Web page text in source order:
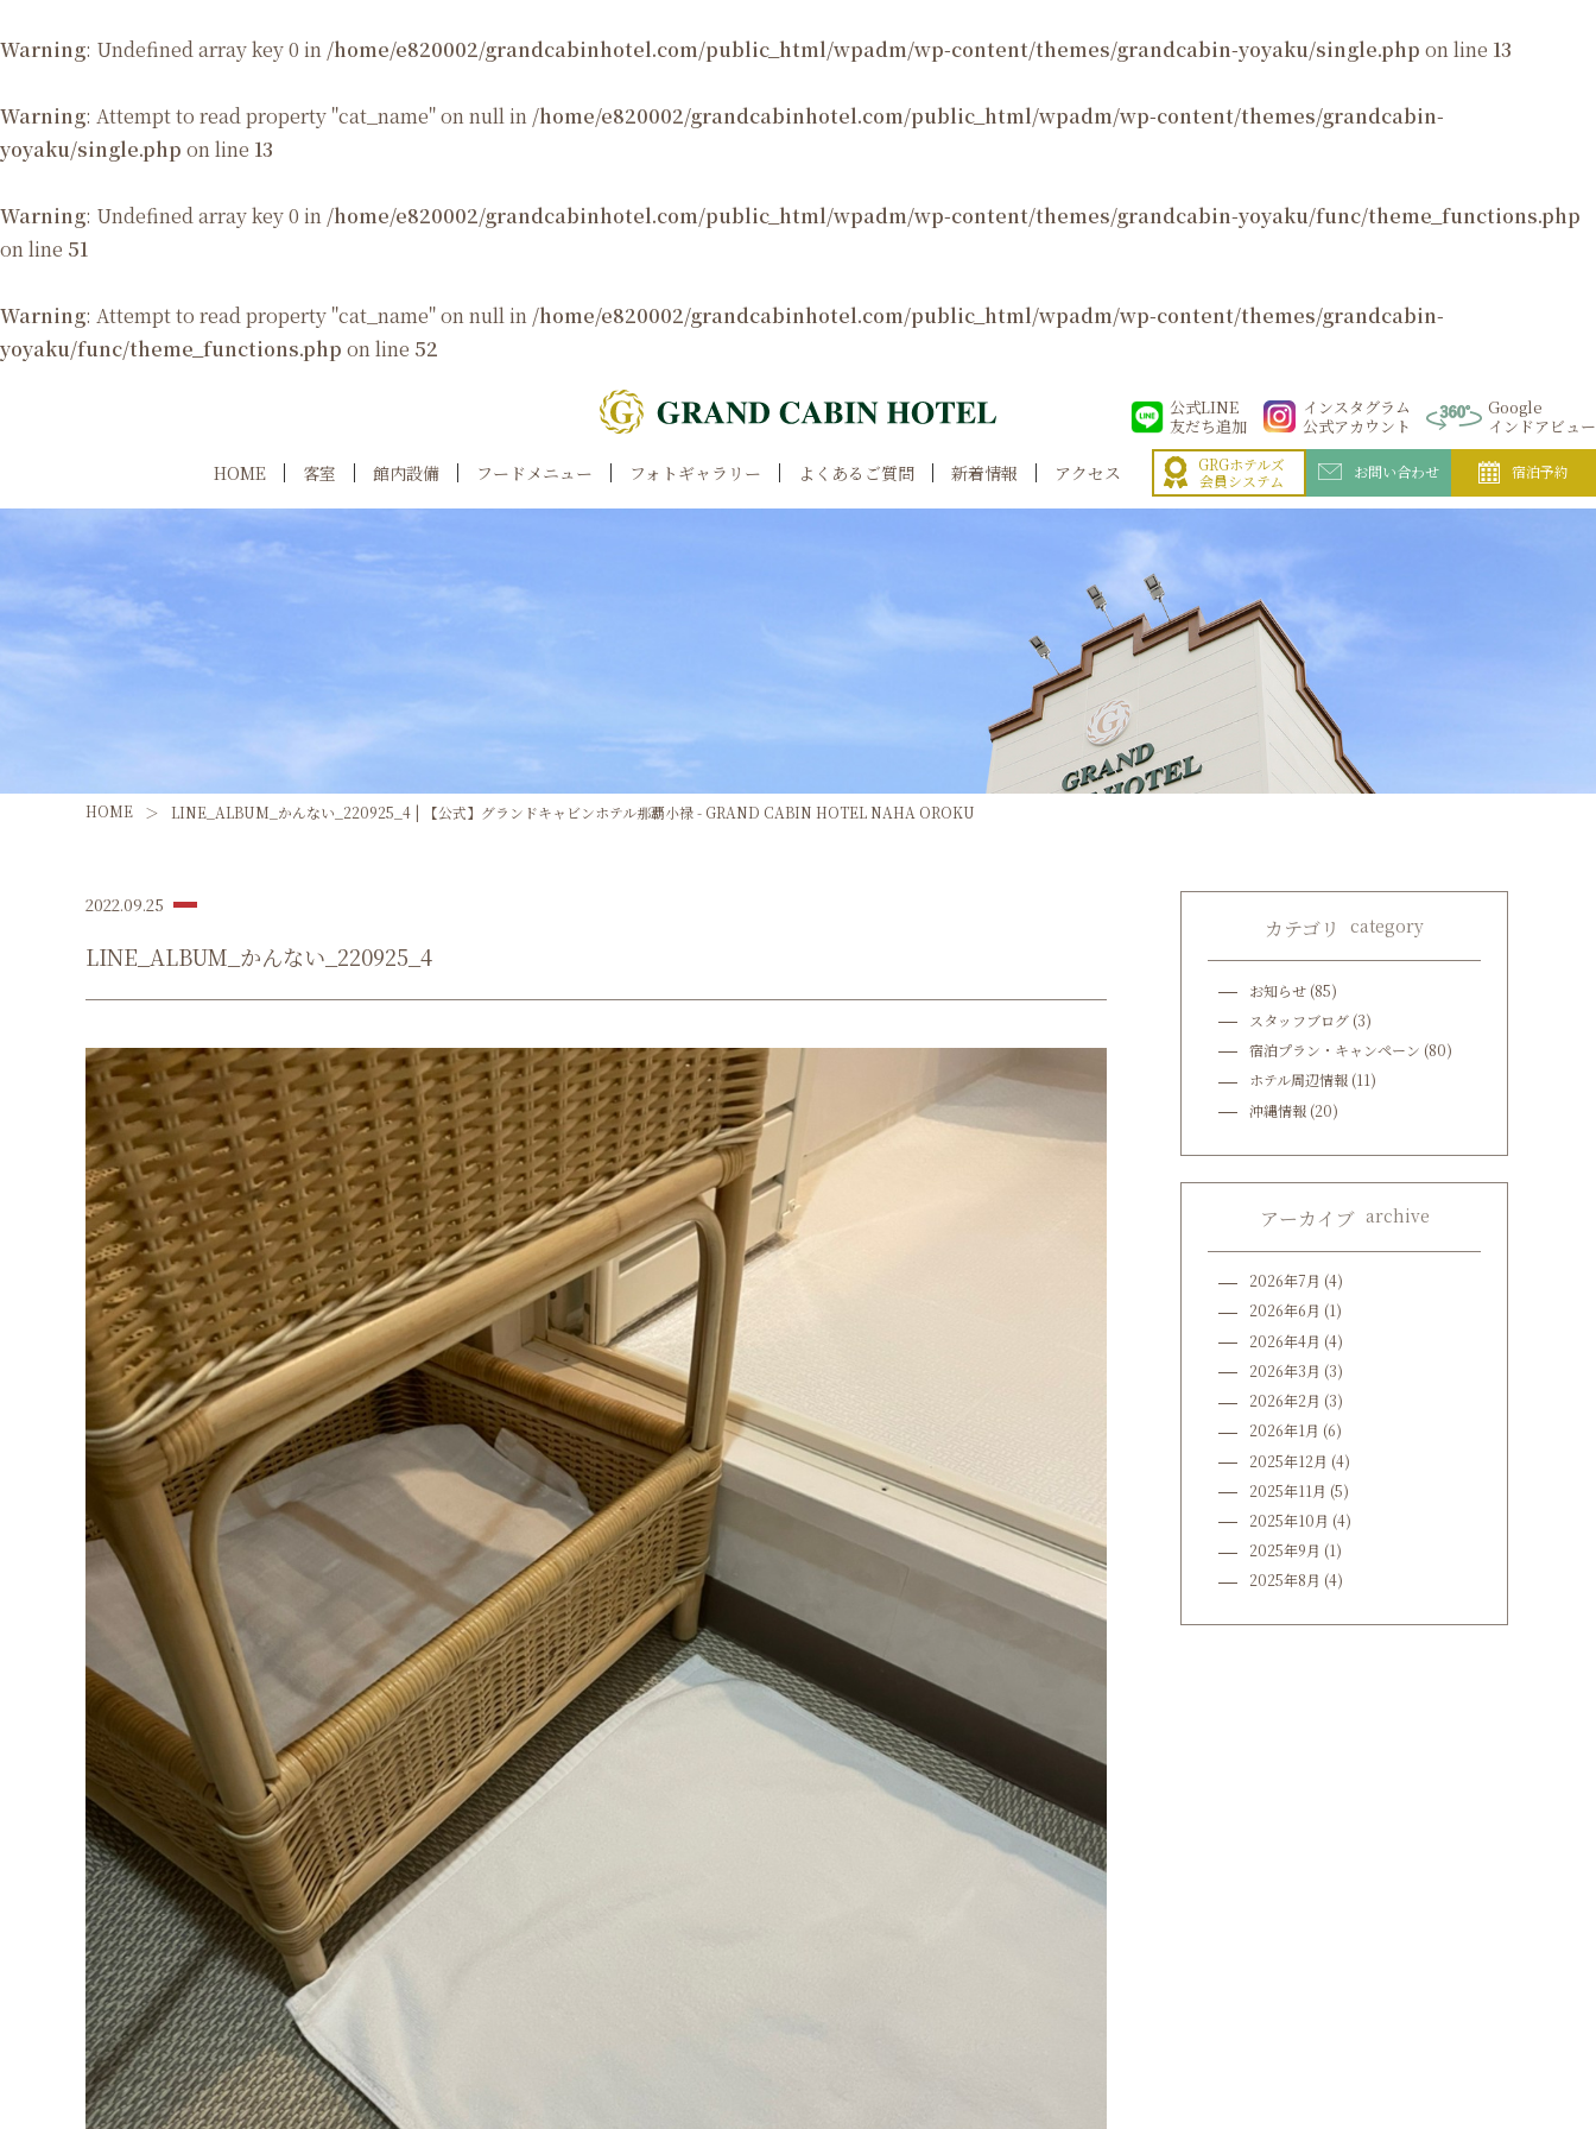
Warning: Undefined array key 0 in /home/e820002/grandcabinhotel.com/public_html/wpadm/wp-content/themes/grandcabin-yoyaku/single.php on line 13
Warning: Attempt to read property "cat_name" on null in /home/e820002/grandcabinhotel.com/public_html/wpadm/wp-content/themes/grandcabin-
yoyaku/single.php on line 13
Warning: Undefined array key 0 in /home/e820002/grandcabinhotel.com/public_html/wpadm/wp-content/themes/grandcabin-yoyaku/func/theme_functions.php
on line 51
Warning: Attempt to read property "cat_name" on null in /home/e820002/grandcabinhotel.com/public_html/wpadm/wp-content/themes/grandcabin-
yoyaku/func/theme_functions.php on line 52
Google
インドアビュー
インスタグラム
公式アカウント
公式LINE
友だち追加
HOME 客室 館内設備 フードメニュー フォトギャラリー よくあるご質問 新着情報 アクセス
GRGホテルズ
会員システム
お問い合わせ 宿泊予約
HOME LINE_ALBUM_かんない_220925_4 | 【公式】グランドキャビンホテル那覇小禄 - GRAND CABIN HOTEL NAHA OROKU
2022.09.25
LINE_ALBUM_かんない_220925_4
カテゴリ category
お知らせ (85)
スタッフブログ (3)
宿泊プラン・キャンペーン (80)
ホテル周辺情報 (11)
沖縄情報 (20)
アーカイブ archive
2026年7月 (4)
2026年6月 (1)
2026年4月 (4)
2026年3月 (3)
2026年2月 (3)
2026年1月 (6)
2025年12月 (4)
2025年11月 (5)
2025年10月 (4)
2025年9月 (1)
2025年8月 (4)